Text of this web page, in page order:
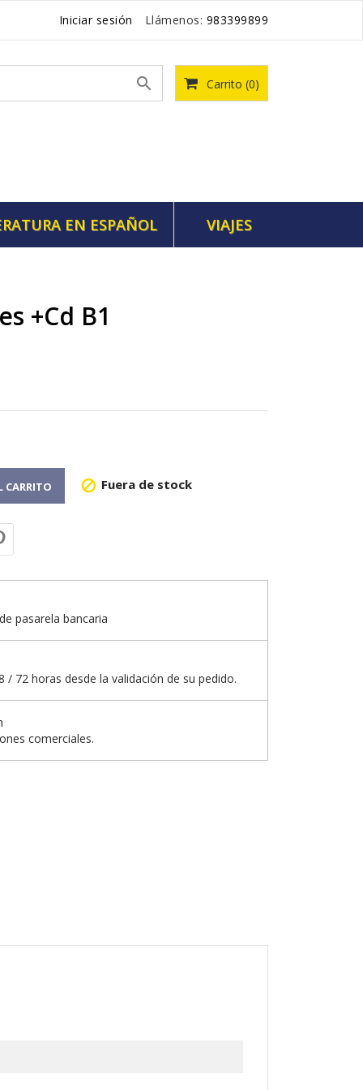
Iniciar sesión Llámenos: 983399899
Carrito (0)

EN ESPAÑOL VIAJES
+cd B1
CARRITO  Fuera de stock
pasarela bancaria
/ 72 horas desde la validación de su pedido.
comerciales.